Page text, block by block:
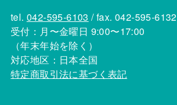
tel. 042-595-6103 / fax. 042-595-6132
受付：月〜金曜日 9:00〜17:00
（年末年始を除く）
対応地区：日本全国
特定商取引法に基づく表記